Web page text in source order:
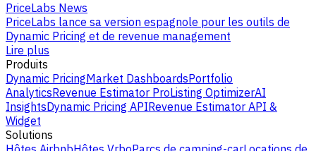
PriceLabs News
PriceLabs lance sa version espagnole pour les outils de
Dynamic Pricing et de revenue management
Lire plus
Produits
Dynamic PricingMarket DashboardsPortfolio
AnalyticsRevenue Estimator ProListing OptimizerAI
InsightsDynamic Pricing APIRevenue Estimator API &
Widget
Solutions